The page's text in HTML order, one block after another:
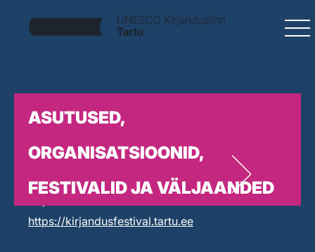
ASUTUSED,
ORGANISATSIOONID,
FESTIVALID JA VÄLJAANDED
https://kirjandusfestival.tartu.ee